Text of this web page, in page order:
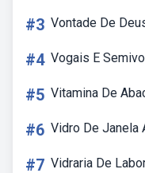
#3 Vontade De
#4 Vogais E
#5 Vitamina De
#6 Vidro De Janela
#7 Vidraria De